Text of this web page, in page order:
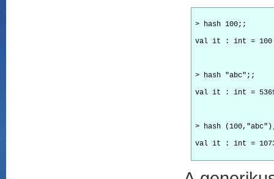
> hash 100;;
val it : int = 100
> hash "abc";;
val it : int =
> hash
val it : int =